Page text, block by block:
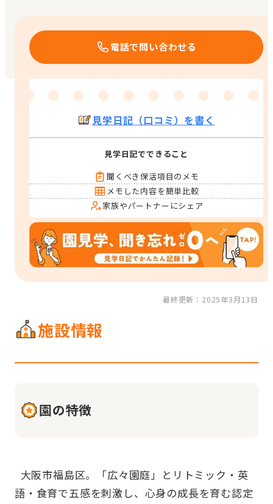
電話で問い合わせる
見学日記（口コミ）を書く
見学日記でできること
聞くべき保活項目のメモ
メモした内容を簡単比較
家族やパートナーにシェア
最終更新：2025年3月13日
施設情報
園の特徴
語・食育で五感を刺激し、心身の成長を育む認定